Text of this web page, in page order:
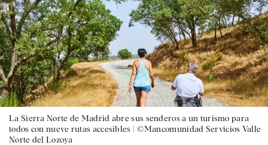
La Sierra Norte de Madrid abre sus senderos a un turismo para
todos con nueve rutas accesibles | ©Mancomunidad Servicios Valle
Norte del Lozoya